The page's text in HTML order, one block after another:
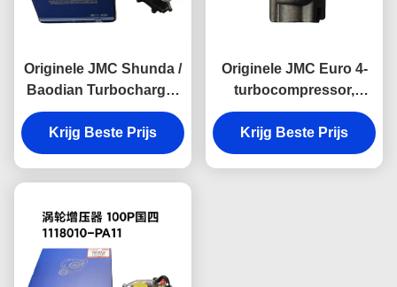
Originele JMC Shunda /
Baodian Turbocharger
kosteneffectieve DP1-
6K682-BA OEM-
motorcomponent
betrouwbaarheid te
bieden
Krijg Beste Prijs
Originele JMC Euro 4-
turbocompressor,
Premium BC1-6K682-
AA OEM-
motorcomponent
Krijg Beste Prijs